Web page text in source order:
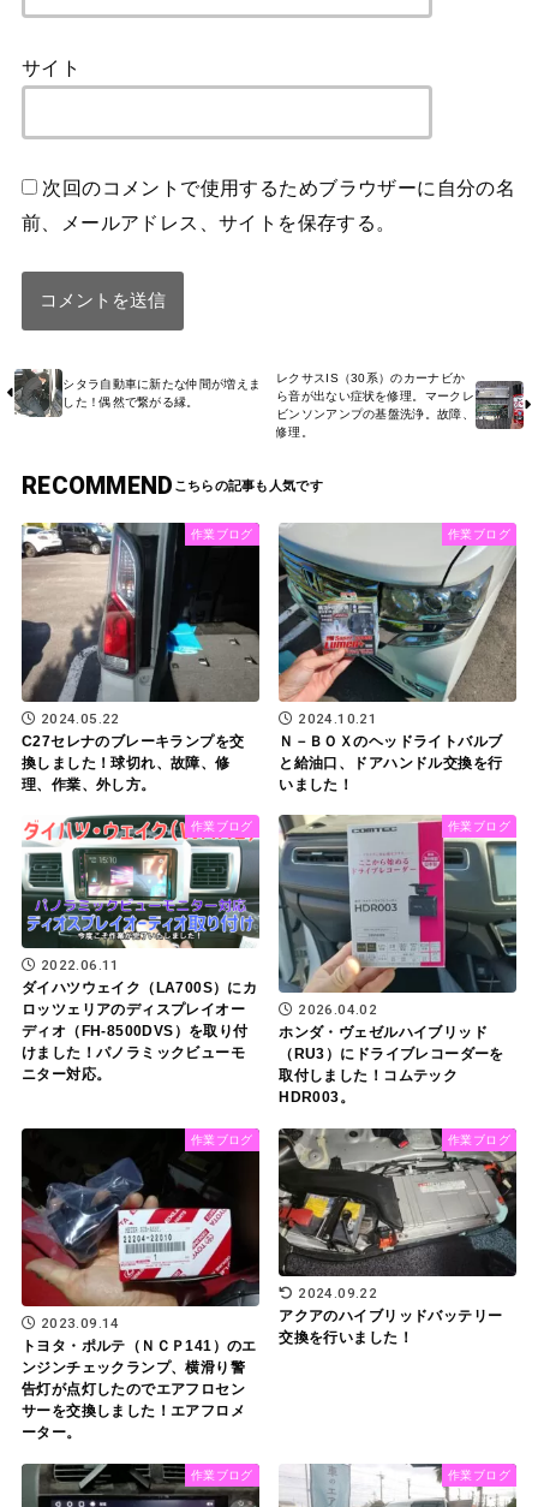
サイト
次回のコメントで使用するためブラウザーに自分の名
前、メールアドレス、サイトを保存する。
シタラ自動車に新たな仲間が増えま
した！偶然で繋がる縁。
レクサスIS（30系）のカーナビか
ら音が出ない症状を修理。マークレ
ビンソンアンプの基盤洗浄。故障、
修理。
RECOMMEND
作業ブログ
2024.05.22
C27セレナのブレーキランプを交
換しました！球切れ、故障、修
理、作業、外し方。
作業ブログ
2024.10.21
Ｎ－ＢＯＸのヘッドライトバルブ
と給油口、ドアハンドル交換を行
いました！
作業ブログ
2022.06.11
ダイハツウェイク（LA700S）にカ
ロッツェリアのディスプレイオー
ディオ（FH-8500DVS）を取り付
けました！パノラミックビューモ
ニター対応。
作業ブログ
2026.04.02
ホンダ・ヴェゼルハイブリッド
（RU3）にドライブレコーダーを
取付しました！コムテック
HDR003。
作業ブログ
2023.09.14
トヨタ・ポルテ（ＮＣＰ141）のエ
ンジンチェックランプ、横滑り警
告灯が点灯したのでエアフロセン
サーを交換しました！エアフロメ
ーター。
作業ブログ
2024.09.22
アクアのハイブリッドバッテリー
交換を行いました！
作業ブログ 作業ブログ